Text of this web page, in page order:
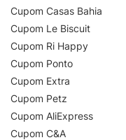
Cupom Casas Bahia
Cupom Le Biscuit
Cupom Ri Happy
Cupom Ponto
Cupom Extra
Cupom Petz
Cupom AliExpress
Cupom C&A